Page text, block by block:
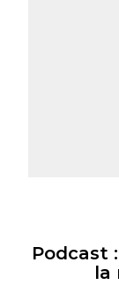
Podcast